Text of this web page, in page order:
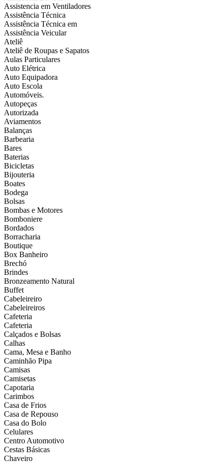
Assistencia em Ventiladores
Assistência Técnica
Assistência Técnica em
Assistência Veicular
Ateliê
Ateliê de Roupas e Sapatos
Aulas Particulares
Auto Elétrica
Auto Equipadora
Auto Escola
Automóveis.
Autopeças
Autorizada
Aviamentos
Balanças
Barbearia
Bares
Baterias
Bicicletas
Bijouteria
Boates
Bodega
Bolsas
Bombas e Motores
Bomboniere
Bordados
Borracharia
Boutique
Box Banheiro
Brechó
Brindes
Bronzeamento Natural
Buffet
Cabeleireiro
Cabeleireiros
Cafeteria
Cafeteria
Calçados e Bolsas
Calhas
Cama, Mesa e Banho
Caminhão Pipa
Camisas
Camisetas
Capotaria
Carimbos
Casa de Frios
Casa de Repouso
Casa do Bolo
Celulares
Centro Automotivo
Cestas Básicas
Chaveiro